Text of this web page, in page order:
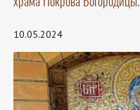
10.05.2024